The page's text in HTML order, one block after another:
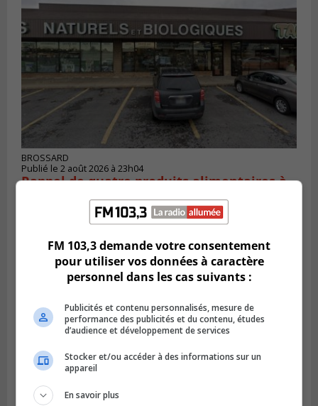
BROSSARD
Publié le 2 août 2026 à 23h04
Rappel de quatre produits alimentaires à
GREENFIELD PARK
Publié le 31 juillet 2026 à 16h45
FM 103,3 demande votre consentement
pour utiliser vos données à caractère
personnel dans les cas suivants :
Publicités et contenu personnalisés, mesure de
performance des publicités et du contenu, études
d’audience et développement de services
Stocker et/ou accéder à des informations sur un
appareil
En savoir plus